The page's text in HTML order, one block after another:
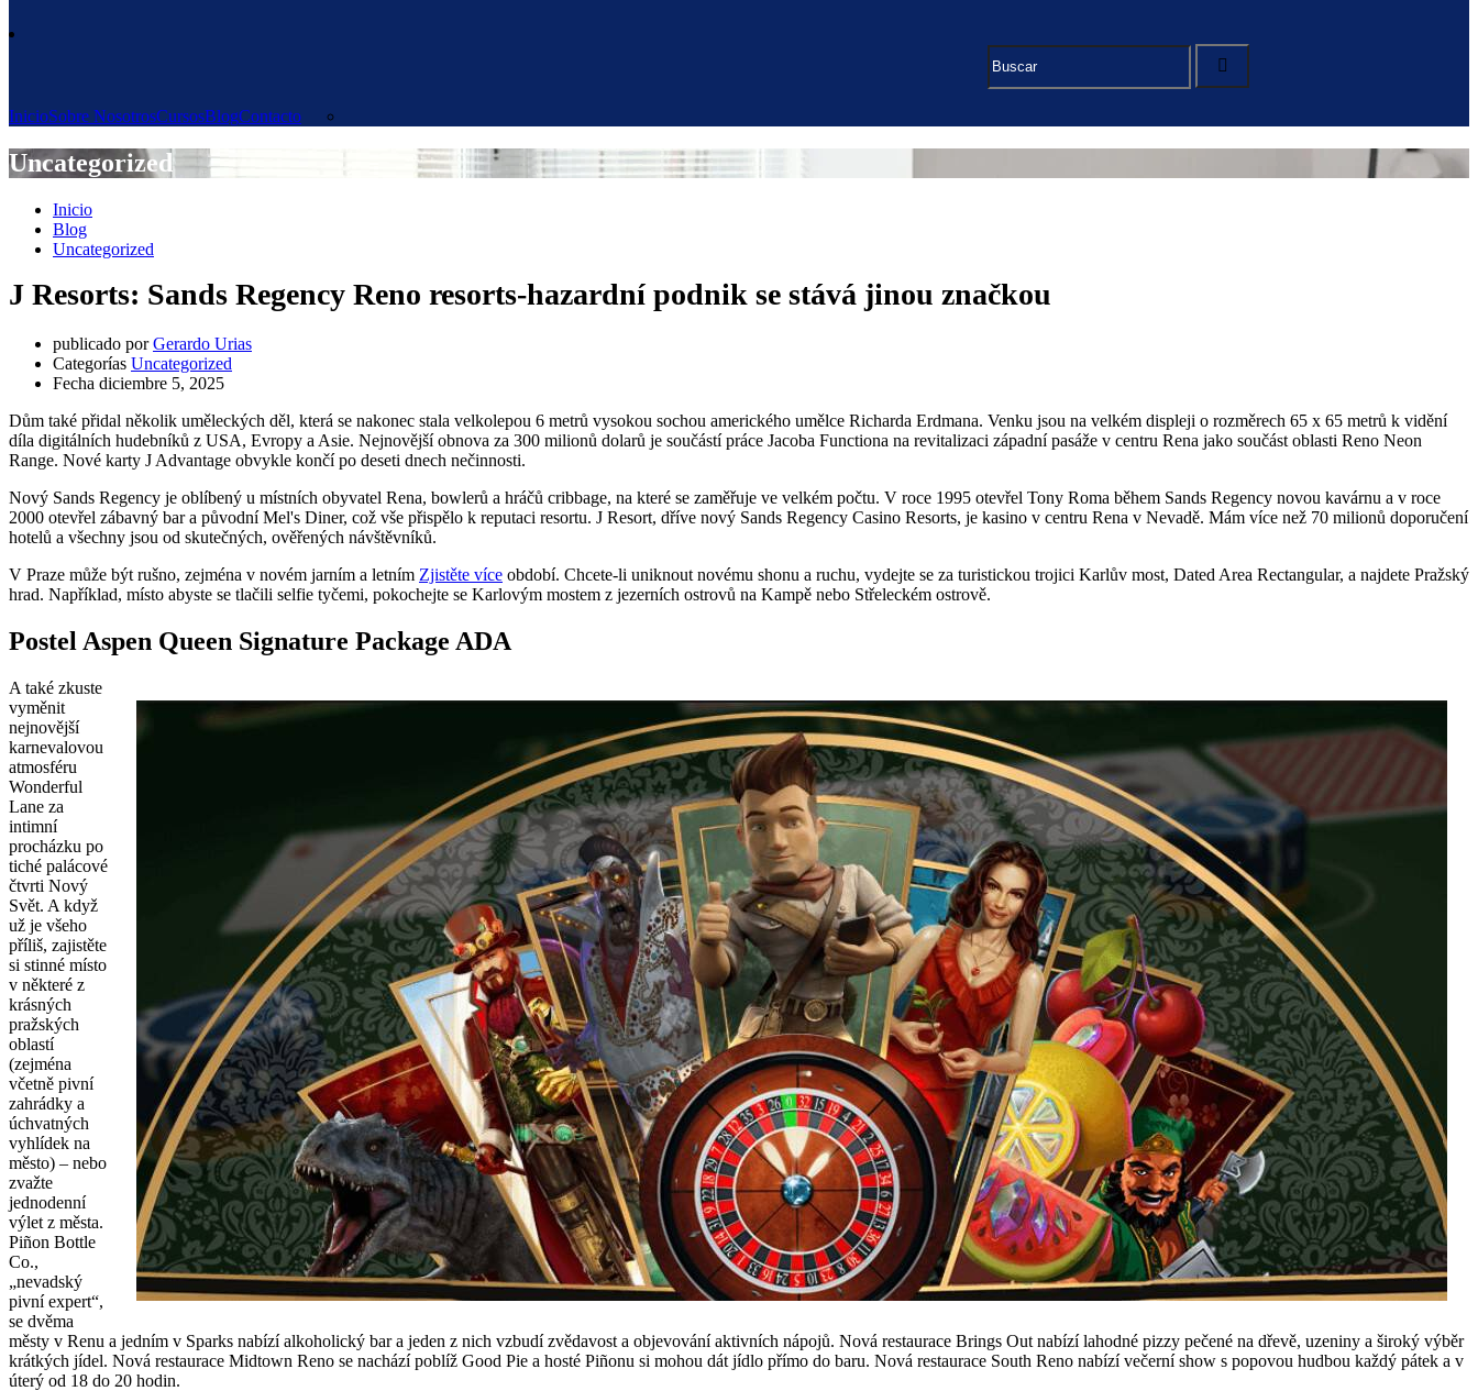
InicioSobre NosotrosCursosBlogContacto
Uncategorized
Inicio
Blog
Uncategorized
J Resorts: Sands Regency Reno resorts-hazardní podnik se stává jinou značkou
publicado por Gerardo Urias
Categorías Uncategorized
Fecha diciembre 5, 2025
Dům také přidal několik uměleckých děl, která se nakonec stala velkolepou 6 metrů vysokou sochou amerického umělce Richarda Erdmana. Venku jsou na velkém displeji o rozměrech 65 x 65 metrů k vidění
díla digitálních hudebníků z USA, Evropy a Asie. Nejnovější obnova za 300 milionů dolarů je součástí práce Jacoba Functiona na revitalizaci západní pasáže v centru Rena jako součást oblasti Reno Neon
Range. Nové karty J Advantage obvykle končí po deseti dnech nečinnosti.
Nový Sands Regency je oblíbený u místních obyvatel Rena, bowlerů a hráčů cribbage, na které se zaměřuje ve velkém počtu. V roce 1995 otevřel Tony Roma během Sands Regency novou kavárnu a v roce
2000 otevřel zábavný bar a původní Mel's Diner, což vše přispělo k reputaci resortu. J Resort, dříve nový Sands Regency Casino Resorts, je kasino v centru Rena v Nevadě. Mám více než 70 milionů doporučení
hotelů a všechny jsou od skutečných, ověřených návštěvníků.
V Praze může být rušno, zejména v novém jarním a letním Zjistěte více období. Chcete-li uniknout novému shonu a ruchu, vydejte se za turistickou trojici Karlův most, Dated Area Rectangular, a najdete Pražský
hrad. Například, místo abyste se tlačili selfie tyčemi, pokochejte se Karlovým mostem z jezerních ostrovů na Kampě nebo Střeleckém ostrově.
Postel Aspen Queen Signature Package ADA
A také zkuste
vyměnit
nejnovější
karnevalovou
atmosféru
Wonderful
Lane za
intimní
procházku po
tiché palácové
čtvrti Nový
Svět. A když
už je všeho
příliš, zajistěte
si stinné místo
v některé z
krásných
pražských
oblastí
(zejména
včetně pivní
zahrádky a
úchvatných
vyhlídek na
město) – nebo
zvažte
jednodenní
výlet z města.
Piñon Bottle
Co.,
„nevadský
pivní expert“,
se dvěma
městy v Renu a jedním v Sparks nabízí alkoholický bar a jeden z nich vzbudí zvědavost a objevování aktivních nápojů. Nová restaurace Brings Out nabízí lahodné pizzy pečené na dřevě, uzeniny a široký výběr
krátkých jídel. Nová restaurace Midtown Reno se nachází poblíž Good Pie a hosté Piñonu si mohou dát jídlo přímo do baru. Nová restaurace South Reno nabízí večerní show s popovou hudbou každý pátek a v
úterý od 18 do 20 hodin.